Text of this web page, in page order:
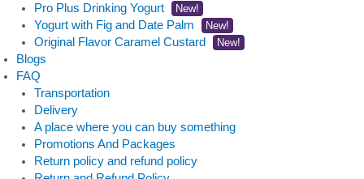
Pro Plus Drinking Yogurt
New!
Yogurt with Fig and Date Palm New!
Original Flavor Caramel Custard New!
Blogs
FAQ
Transportation
Delivery
A place where you can buy something
Promotions And Packages
Return policy and refund policy